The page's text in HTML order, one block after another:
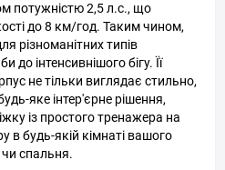
потужністю 2,5 л.с., що
до 8 км/год. Таким чином,
різноманітних типів
до інтенсивнішого бігу. Її
не тільки виглядає стильно,
яке інтер'єрне рішення,
із простого тренажера на
в будь-якій кімнаті вашого
чи спальня.